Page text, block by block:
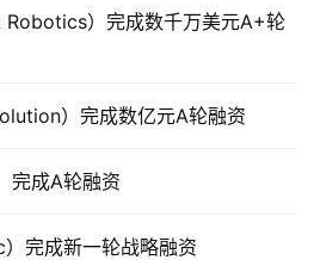
Robotics）完成数千万美元A+轮
）完成数亿元A轮融资
完成A轮融资
完成新一轮战略融资